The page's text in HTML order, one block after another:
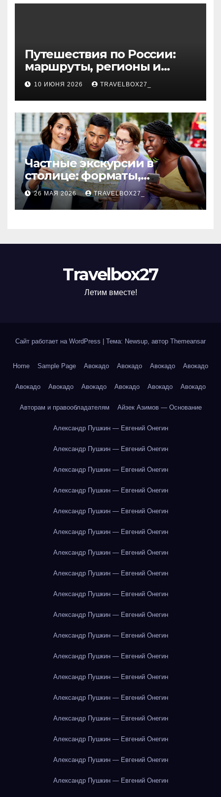
волокна
Путешествия по России:
маршруты, регионы и
особенности поездок
10 ИЮНЯ 2026 TRAVELBOX27_
Частные экскурсии в
столице: форматы,
маршруты и особенности
организации
26 МАЯ 2026 TRAVELBOX27_
Travelbox27
Летим вместе!
Сайт работает на WordPress Тема: Newsup, автор Themeansar
Home Sample Page Авокадо Авокадо Авокадо Авокадо
Авокадо Авокадо Авокадо Авокадо Авокадо Авокадо
Авторам и правообладателям Айзек Азимов — Основание
Александр Пушкин — Евгений Онегин
Александр Пушкин — Евгений Онегин
Александр Пушкин — Евгений Онегин
Александр Пушкин — Евгений Онегин
Александр Пушкин — Евгений Онегин
Александр Пушкин — Евгений Онегин
Александр Пушкин — Евгений Онегин
Александр Пушкин — Евгений Онегин
Александр Пушкин — Евгений Онегин
Александр Пушкин — Евгений Онегин
Александр Пушкин — Евгений Онегин
Александр Пушкин — Евгений Онегин
Александр Пушкин — Евгений Онегин
Александр Пушкин — Евгений Онегин
Александр Пушкин — Евгений Онегин
Александр Пушкин — Евгений Онегин
Александр Пушкин — Евгений Онегин
Александр Пушкин — Евгений Онегин